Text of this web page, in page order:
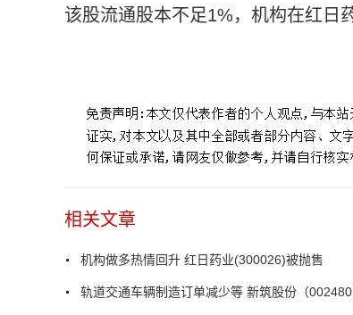
该股流通股本不足1%，机构在红日
相关文章
机构做多热情回升 红日药业(300026)被抛售
轨道交通车辆制造订单减少等 新筑股份（